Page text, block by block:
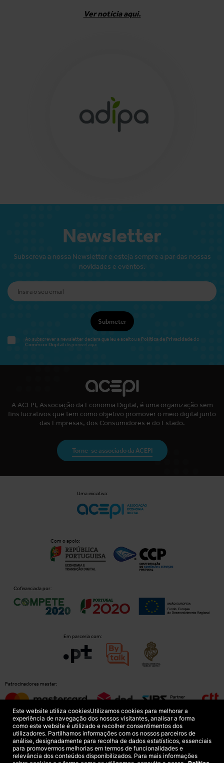
Ver notícia aqui.
Newsletter
Subscreva a nossa Newsletter e esteja sempre a par das nossas
novidades e eventos.
Submeter
Ao subscrever a newsletter declara que leu e aceitou a Política de Privacidadedo
Comércio Digital disponível aqui.
A ACEPI, Associação da Economia Digital, é uma organização sem
fins lucrativos que tem como objetivo promover o meio digital junto
das Empresas, dos Consumidores e do Estado.
Torne-se associado da ACEPI
Uma iniciativa:
Com o apoio:
Cofinanciada por:
Em parceria com:
Patrocinadores master:
Patrocinadores principais:
Este website utiliza cookiesUtilizamos cookies para melhorar a
experiência de navegação dos nossos visitantes, analisar a forma
como este website é utilizado e recolher consentimentos dos
utilizadores. Partilhamos informações com os nossos parceiros de
análise, designadamente para recolha de dados estatísticos, essenciais
para promovermos melhorias em termos de funcionalidades e
relevância dos conteúdos disponibilizados. Para mais informações